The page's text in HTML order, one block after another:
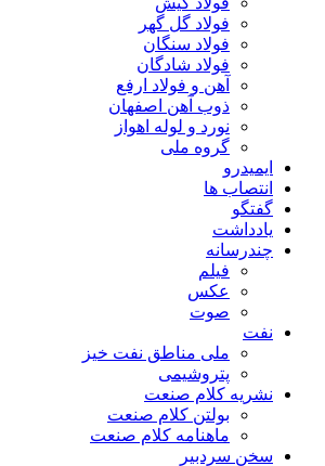
فولاد گل گهر
فولاد سنگان
فولاد شادگان
آهن و فولاد ارفع
ذوب آهن اصفهان
نورد و لوله اهواز
گروه ملی
ایمیدرو
انتصاب ها
گفتگو
یادداشت
چندرسانه
فیلم
عکس
صوت
نفت
ملی مناطق نفت خیز
پتروشیمی
نشریه کلام صنعت
بولتن کلام صنعت
ماهنامه کلام صنعت
سخن سردبیر